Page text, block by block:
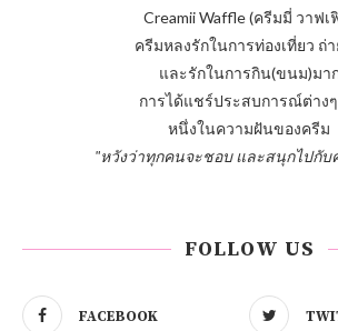
Creamii Waffle (ครีมมี่ วาฟเ
ครีมหลงรักในการท่องเที่ยว ถ่
และรักในการกิน(ขนม)มา
การได้แชร์ประสบการณ์ต่าง
หนึ่งในความฝันของครีม
"หวังว่าทุกคนจะชอบ และสนุกไปกับ
FOLLOW US
FACEBOOK